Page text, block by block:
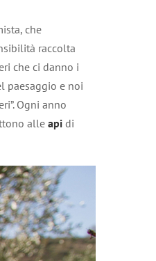
che
raccolta
che ci danno i
paesaggio e noi
Ogni anno
alle api di